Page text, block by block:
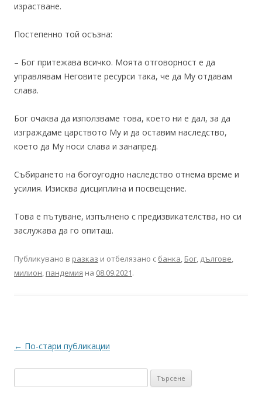
израстване.
Постепенно той осъзна:
– Бог притежава всичко. Моята отговорност е да
управлявам Неговите ресурси така, че да Му отдавам
слава.
Бог очаква да използваме това, което ни е дал, за да
изграждаме царството Му и да оставим наследство,
което да Му носи слава и занапред.
Събирането на богоугодно наследство отнема време и
усилия. Изисква дисциплина и посвещение.
Това е пътуване, изпълнено с предизвикателства, но си
заслужава да го опиташ.
Публикувано в разказ и отбелязано с банка, Бог, дългове,
милион, пандемия на 08.09.2021.
Навигация
← По-стари публикации
за: